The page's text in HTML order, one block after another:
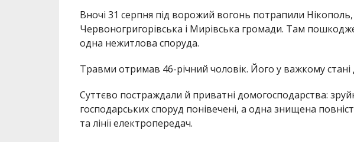
Вночі 31 серпня під ворожий вогонь потрапили
Червоногригорівська і Мирівська громади. Там
одна нежитлова споруда.
Травми отримав 46-річний чоловік. Його у важкому стані
Суттєво постраждали й приватні домогосподарства:
господарських споруд понівечені, а одна знищена
та лінії електропередач.